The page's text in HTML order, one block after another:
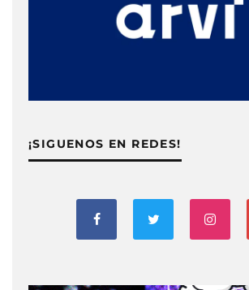
¡SIGUENOS EN REDES!